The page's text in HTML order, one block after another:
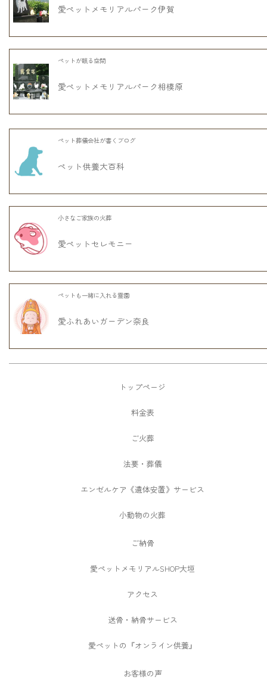
愛ペットメモリアルパーク伊賀
ペットが眠る空間
愛ペットメモリアルパーク相模原
ペット葬儀会社が書くブログ
ペット供養大百科
小さなご家族の火葬
愛ペットセレモニー
ペットも一緒に入れる霊園
愛ふれあいガーデン奈良
トップページ
料金表
ご火葬
法要・葬儀
エンゼルケア《遺体安置》サービス
小動物の火葬
ご納骨
愛ペットメモリアルSHOP大垣
アクセス
送骨・納骨サービス
愛ペットの『オンライン供養』
お客様の声